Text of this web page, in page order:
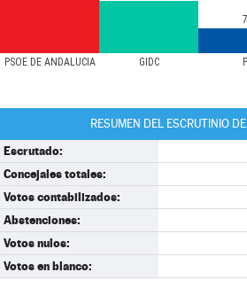
PSOE DE ANDALUCIA GIDC
RESUMEN DEL ESCRUTINIO
Escrutado:
Concejales totales:
Votos contabilizados:
Abstenciones:
Votos nulos:
Votos en blanco: